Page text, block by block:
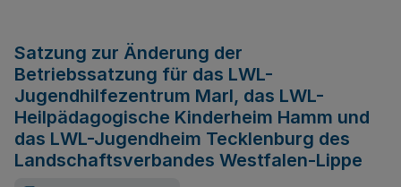
Satzung zur Änderung der
Betriebssatzung für das LWL-
Jugendhilfezentrum Marl, das LWL-
Heilpädagogische Kinderheim Hamm und
das LWL-Jugendheim Tecklenburg des
Landschaftsverbandes Westfalen-Lippe